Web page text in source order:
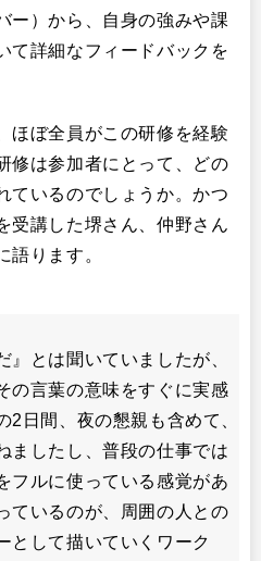
ー）から、自身の強みや課
て詳細なフィードバックを
ほぼ全員がこの研修を経験
修は参加者にとって、どの
ているのでしょうか。かつ
受講した堺さん、仲野さん
語ります。
とは聞いていましたが、
の言葉の意味をすぐに実感
2日間、夜の懇親も含めて、
ましたし、普段の仕事では
フルに使っている感覚があ
ているのが、周囲の人との
として描いていくワーク